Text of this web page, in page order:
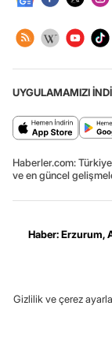
UYGULAMAMIZI
Haberler.com:
ve en güncel
Haber: Erzurum,
Gizlilik ve çerez